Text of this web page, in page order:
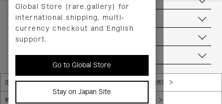
Global Store (rare.gallery) for
international shipping, multi-
currency checkout and English
support.
Go to Global Store
Stay on Japan Site
ヘルプ
お問い合わせ
当店について
店舗一覧 販売規約（店頭販売）
特定商取引法に基づく表示 個人情報保護方針